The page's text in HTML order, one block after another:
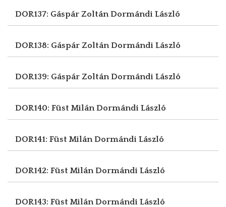
DOR137: Gáspár ZoltánDormándi László
DOR138: Gáspár ZoltánDormándi László
DOR139: Gáspár ZoltánDormándi László
DOR140: Füst MilánDormándi László
DOR141: Füst MilánDormándi László
DOR142: Füst MilánDormándi László
DOR143: Füst MilánDormándi László